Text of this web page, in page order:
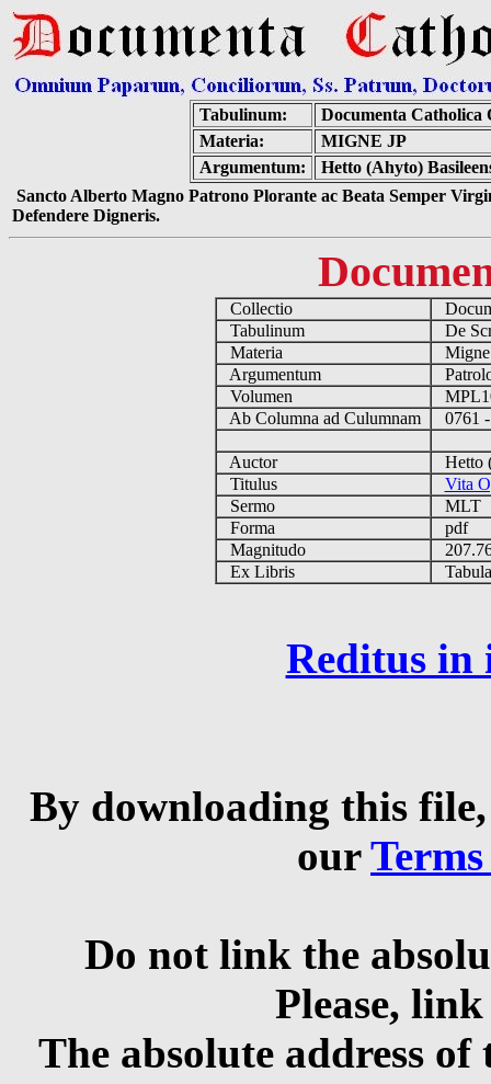
Tabulinum:
Documenta Catholica
Materia:
MIGNE JP
Argumentum:
Hetto (Ahyto)
Sancto Alberto Magno Patrono Plorante ac Beata Semper
Defendere Digneris.
Collectio
Tabulinum
De
Materia
Argumentum
Volumen
Ab Columna ad Culumnam
0761
Auctor
Hetto
Titulus
Vita
Sermo
MLT
Forma
pdf
Magnitudo
Ex Libris
Reditus in
By downloading this
our
Do not link the
Please,
The absolute address